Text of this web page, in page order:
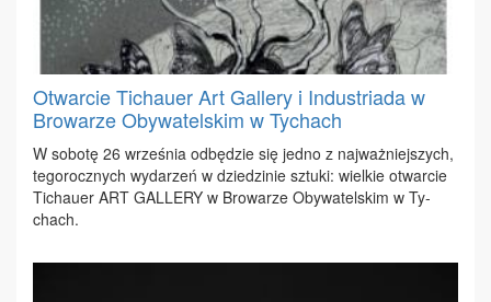
Otwarcie Tichauer Art Gallery i Industriada w
Browarze Obywatelskim w Tychach
W so­bo­tę 26 wrze­śnia od­bę­dzie się jed­no z naj­waż­niej­szych,
te­go­rocz­nych wy­da­rzeń w dzie­dzi­nie sztu­ki: wiel­kie otwar­cie
Ti­chau­er ART GAL­LE­RY w Bro­wa­rze Oby­wa­tel­skim w Ty­
chach.